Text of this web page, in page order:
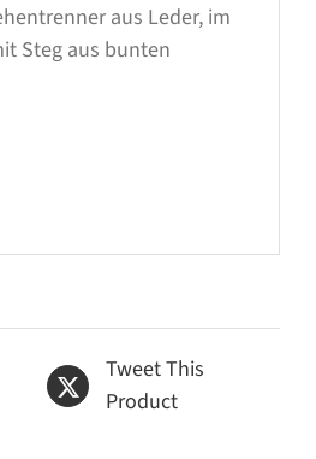
aus Leder, im
Steg aus bunten
Tweet This
Product